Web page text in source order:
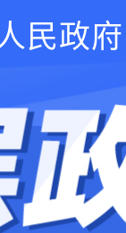
民政府